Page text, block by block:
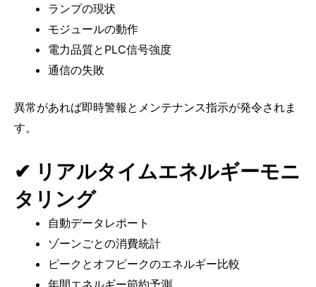
ランプの現状
モジュールの動作
電力品質とPLC信号強度
通信の失敗
異常があれば即時警報とメンテナンス指示が発令されま
す。
✔ リアルタイムエネルギーモニ
タリング
自動データレポート
ゾーンごとの消費統計
ピークとオフピークのエネルギー比較
年間エネルギー節約予測